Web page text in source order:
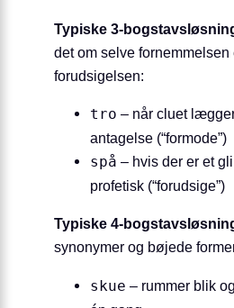
Typiske 3-
det om selve fornemmelsen
forudsigelsen:
tro – når cluet
antagelse (“formode”)
spå – hvis der er et
profetisk (“forudsige”)
Typiske 4-
synonymer og bøjede
skue – rummer blik